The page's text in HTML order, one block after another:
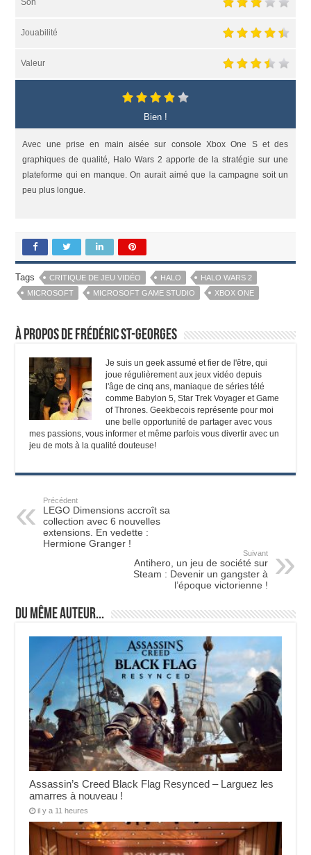
Son
Jouabilité
Valeur
Bien !
Avec une prise en main aisée sur console Xbox One S et des
graphiques de qualité, Halo Wars 2 apporte de la stratégie sur une
plateforme qui en manque. On aurait aimé que la campagne soit un
peu plus longue.
Tags CRITIQUE DE JEU VIDÉO HALO
HALO WARS 2
MICROSOFT
MICROSOFT GAME STUDIO XBOX ONE
À propos de Frédéric St-Georges
Je suis un geek assumé et fier de l'être, qui
joue régulièrement aux jeux vidéo depuis
l'âge de cinq ans, maniaque de séries télé
comme Babylon 5, Star Trek Voyager et Game
of Thrones. Geekbecois représente pour moi
une belle opportunité de partager avec vous
mes passions, vous informer et même parfois vous divertir avec un
jeu de mots à la qualité douteuse!
Précédent
LEGO Dimensions accroît sa
collection avec 6 nouvelles
extensions. En vedette :
Hermione Granger !
Suivant
Antihero, un jeu de société sur
Steam : Devenir un gangster à
l’époque victorienne !
Du même auteur...
Assassin’s Creed Black Flag Resynced – Larguez les
amarres à nouveau !
il y a 11 heures